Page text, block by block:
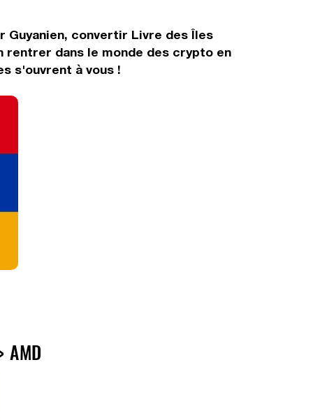
Guyanien, convertir Livre des Îles
rentrer dans le monde des crypto en
s'ouvrent à vous !
AMD